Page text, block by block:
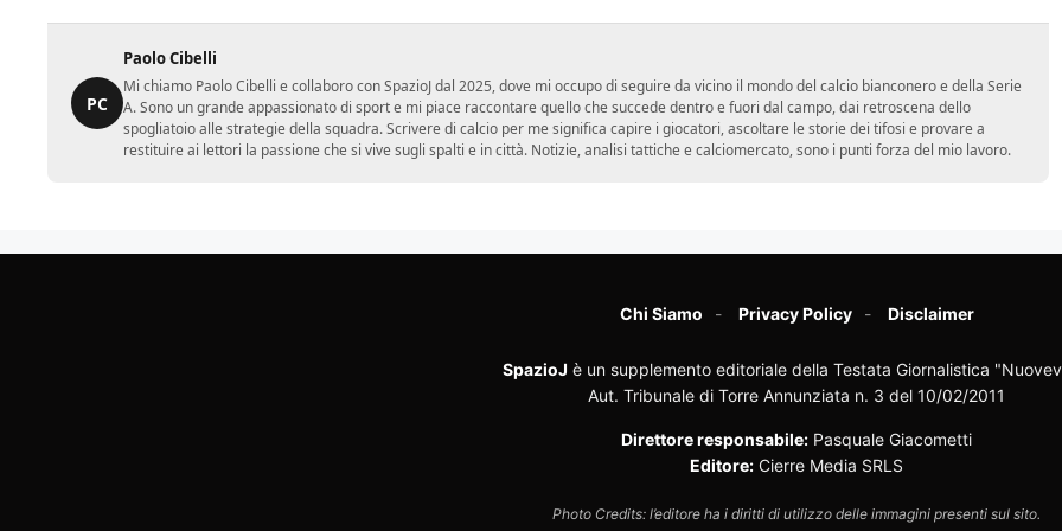
PC
Paolo Cibelli
Mi chiamo Paolo Cibelli e collaboro con SpazioJ dal 2025, dove mi occupo di seguire da vicino il mondo del calcio bianconero e della Serie
A. Sono un grande appassionato di sport e mi piace raccontare quello che succede dentro e fuori dal campo, dai retroscena dello
spogliatoio alle strategie della squadra. Scrivere di calcio per me significa capire i giocatori, ascoltare le storie dei tifosi e provare a
restituire ai lettori la passione che si vive sugli spalti e in città. Notizie, analisi tattiche e calciomercato, sono i punti forza del mio lavoro.
Chi Siamo Privacy Policy Disclaimer
SpazioJ è un supplemento editoriale della Testata Giornalistica
Aut. Tribunale di Torre Annunziata n. 3 del 10/02/2011
Direttore responsabile: Pasquale Giacometti
Editore: Cierre Media SRLS
Photo Credits: l’editore ha i diritti di utilizzo delle immagini presenti sul sito.